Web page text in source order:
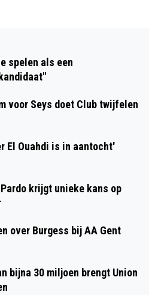
spelen als een
voor Seys doet Club twijfelen
El Ouahdi is in aantocht'
krijgt unieke kans op
over Burgess bij AA Gent
bijna 30 miljoen brengt Union